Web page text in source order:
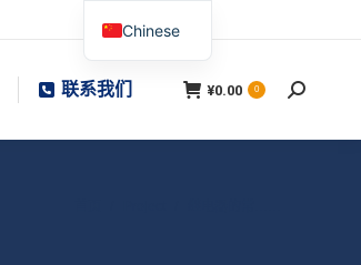
联系我们 ¥0.00 0
搜
Chinese